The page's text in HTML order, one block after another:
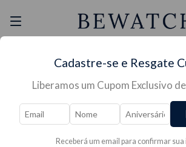
Mais Segura Lojas
Cadastre-se e Resgate
Liberamos um Cupom Exclusivo
Receberá um email para confirmar